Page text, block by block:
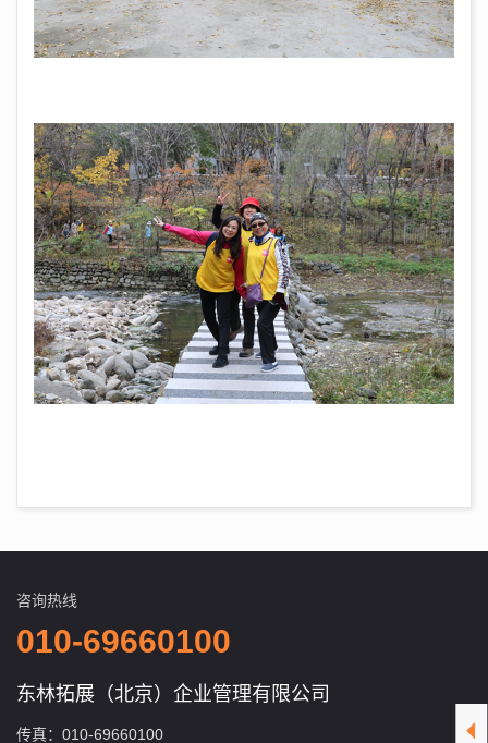
咨询热线
010-69660100
东林拓展（北京）企业管理有限公司
传真：010-69660100